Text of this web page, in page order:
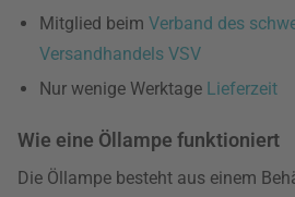
Mitglied beim Verband des
Versandhandels VSV
Nur wenige Werktage Lieferzeit
Wie eine Öllampe funktioniert
Die Öllampe besteht aus einem